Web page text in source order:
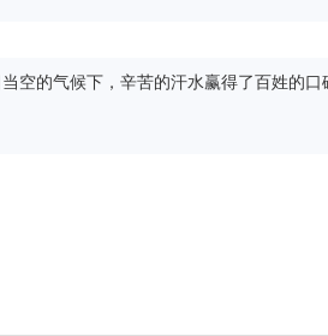
空的气候下，辛苦的汗水赢得了百姓的口